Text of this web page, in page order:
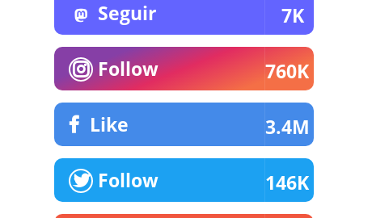
Seguir 7K
Follow 760K
Like 3.4M
Follow 146K